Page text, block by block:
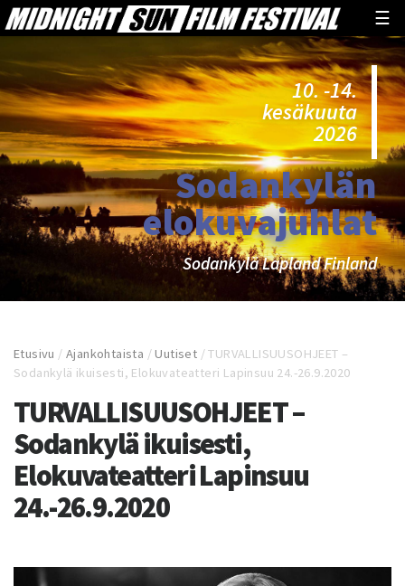
☰
10. -14.
kesäkuuta
2026
Sodankylän
elokuvajuhlat
Sodankylä Lapland Finland
Etusivu /Ajankohtaista /Uutiset /TURVALLISUUSOHJEET –
Sodankylä ikuisesti, Elokuvateatteri Lapinsuu 24.-26.9.2020
TURVALLISUUSOHJEET –
Sodankylä ikuisesti,
Elokuvateatteri Lapinsuu
24.-26.9.2020